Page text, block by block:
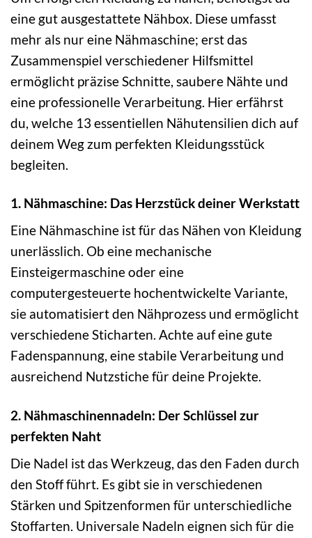
eine gut ausgestattete Nähbox. Diese umfasst
mehr als nur eine Nähmaschine; erst das
Zusammenspiel verschiedener Hilfsmittel
ermöglicht präzise Schnitte, saubere Nähte und
eine professionelle Verarbeitung. Hier erfährst
du, welche 13 essentiellen Nähutensilien dich auf
deinem Weg zum perfekten Kleidungsstück
begleiten.
1. Nähmaschine: Das Herzstück deiner Werkstatt
Eine Nähmaschine ist für das Nähen von Kleidung
unerlässlich. Ob eine mechanische
Einsteigermaschine oder eine
computergesteuerte hochentwickelte Variante,
sie automatisiert den Nähprozess und ermöglicht
verschiedene Sticharten. Achte auf eine gute
Fadenspannung, eine stabile Verarbeitung und
ausreichend Nutzstiche für deine Projekte.
2. Nähmaschinennadeln: Der Schlüssel zur
perfekten Naht
Die Nadel ist das Werkzeug, das den Faden durch
den Stoff führt. Es gibt sie in verschiedenen
Stärken und Spitzenformen für unterschiedliche
Stoffarten. Universale Nadeln eignen sich für die